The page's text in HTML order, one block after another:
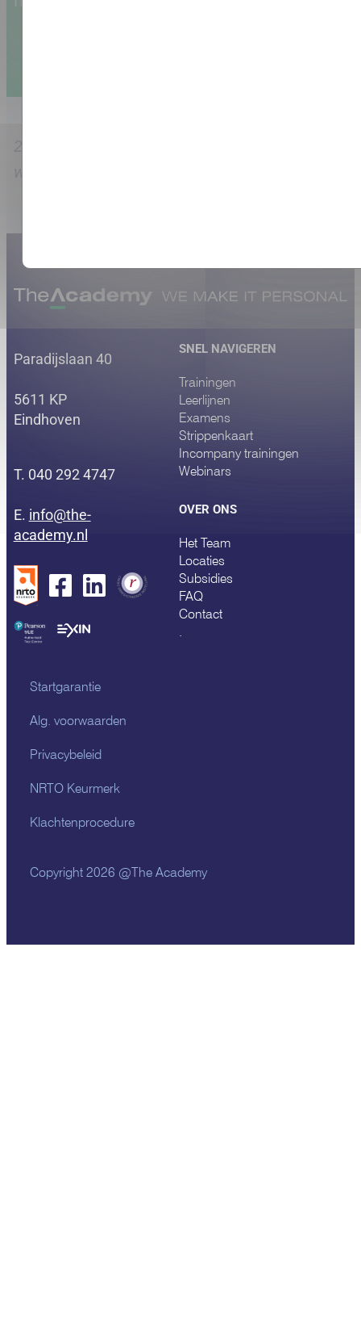
Paradijslaan 40
5611 KP
Eindhoven
T. 040 292 4747
E. info@the-
academy.nl
SNEL NAVIGEREN
Trainingen
Leerlijnen
Examens
Strippenkaart
Incompany trainingen
Webinars
OVER ONS
Het Team
Locaties
Subsidies
FAQ
Contact
.
Startgarantie
Alg. voorwaarden
Privacybeleid
NRTO Keurmerk
Klachtenprocedure
Copyright 2026 @The Academy